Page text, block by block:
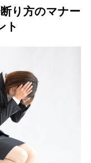
り方のマナー
ト